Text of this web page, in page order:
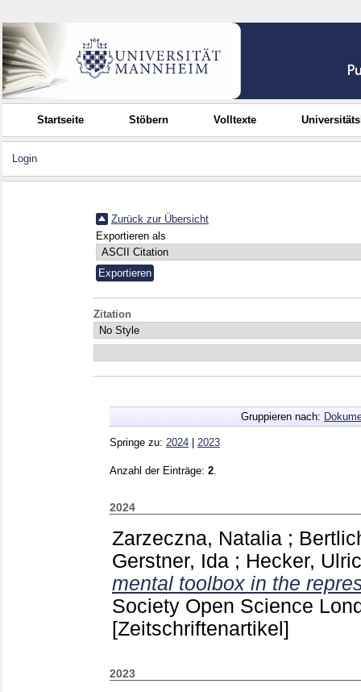
Startseite Stöbern Volltexte
Login
Zurück zur Übersicht
Exportieren als
Zitation
Gruppieren nach:
Springe zu: 2024 2023
Anzahl der Einträge: 2
2024
Zarzeczna, Natalia ;
Gerstner, Ida ; Hecker,
mental toolbox in the
Society Open Science
[Zeitschriftenartikel]
2023